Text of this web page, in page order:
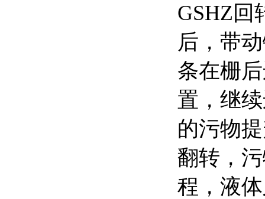
GSHZ回
后，带
条在栅
置，继
的污物
翻转，
程，液